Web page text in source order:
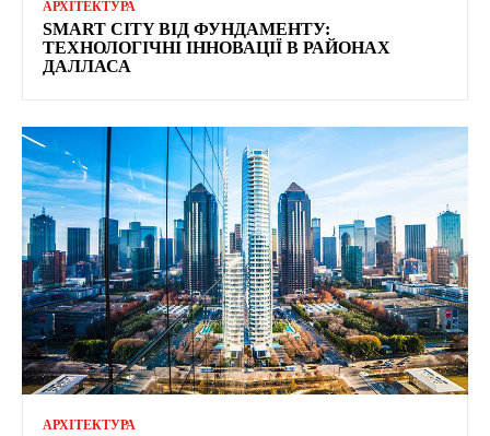
АРХІТЕКТУРА
SMART CITY ВІД ФУНДАМЕНТУ:
ТЕХНОЛОГІЧНІ ІННОВАЦІЇ В РАЙОНАХ
ДАЛЛАСА
АРХІТЕКТУРА